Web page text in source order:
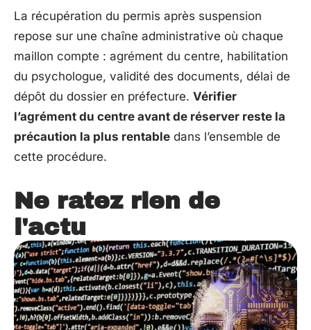
La récupération du permis après suspension
repose sur une chaîne administrative où chaque
maillon compte : agrément du centre, habilitation
du psychologue, validité des documents, délai de
dépôt du dossier en préfecture. Vérifier
l’agrément du centre avant de réserver reste la
précaution la plus rentable dans l’ensemble de
cette procédure.
Ne ratez rien de
l'actu